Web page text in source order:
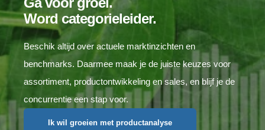
Word categorieleider.
Beschik altijd over actuele marktinzichten en
benchmarks. Daarmee maak je de juiste keuzes voor
assortiment, productontwikkeling en sales, en blijf je de
concurrentie een stap voor.
Ik wil groeien met productanalyse